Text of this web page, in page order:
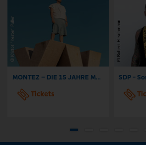
MONTEZ – DIE 15 JAHRE MONTEZ – TOUR
Tickets
SDP -